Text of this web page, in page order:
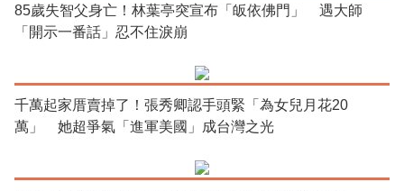
85歲失智父身亡！林葉亭突宣布「皈依佛門」 遇大師
「開示一番話」忍不住淚崩
千萬起家厝賣掉了！張秀卿認手頭緊「為女兒月花20
萬」 她超爭氣「進軍美國」成台灣之光